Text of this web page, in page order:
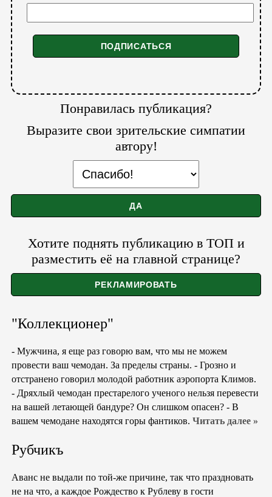
Понравилась публикация?
Выразите свои зрительские симпатии
автору!
Хотите поднять публикацию в ТОП и
разместить её на главной странице?
"Коллекционер"
- Мужчина, я еще раз говорю вам, что мы не можем
провести ваш чемодан. За пределы страны. - Грозно и
отстранено говорил молодой работник аэропорта Климов.
- Дряхлый чемодан престарелого ученого нельзя перевести
на вашей летающей бандуре? Он слишком опасен? - В
вашем чемодане находятся горы фантиков. Читать далее »
Рубчикъ
Аванс не выдали по той-же причине, так что праздновать
не на что, а каждое Рождество к Рублеву в гости